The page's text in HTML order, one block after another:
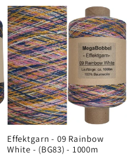
Effektgarn - 09 Rainbow
White - (BG83) - 1000m